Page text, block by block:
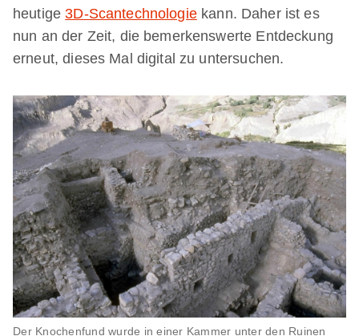
heutige3D-Scantechnologiekann. Daher ist es
nun an der Zeit, die bemerkenswerte Entdeckung
erneut, dieses Mal digital zu untersuchen.
Der Knochenfund wurde in einer Kammer unter den Ruinen